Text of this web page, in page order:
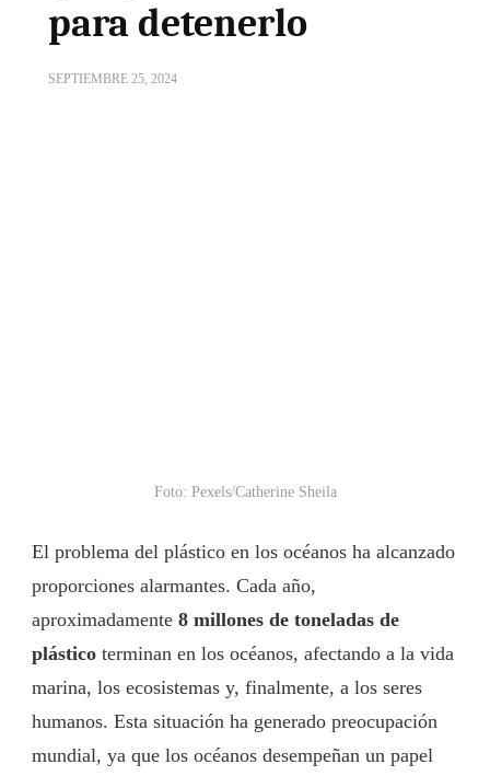
para detenerlo
SEPTIEMBRE 25, 2024
Foto: Pexels/Catherine Sheila
El problema del plástico en los océanos ha alcanzado
proporciones alarmantes. Cada año,
aproximadamente 8 millones de toneladas de
plástico terminan en los océanos, afectando a la vida
marina, los ecosistemas y, finalmente, a los seres
humanos. Esta situación ha generado preocupación
mundial, ya que los océanos desempeñan un papel